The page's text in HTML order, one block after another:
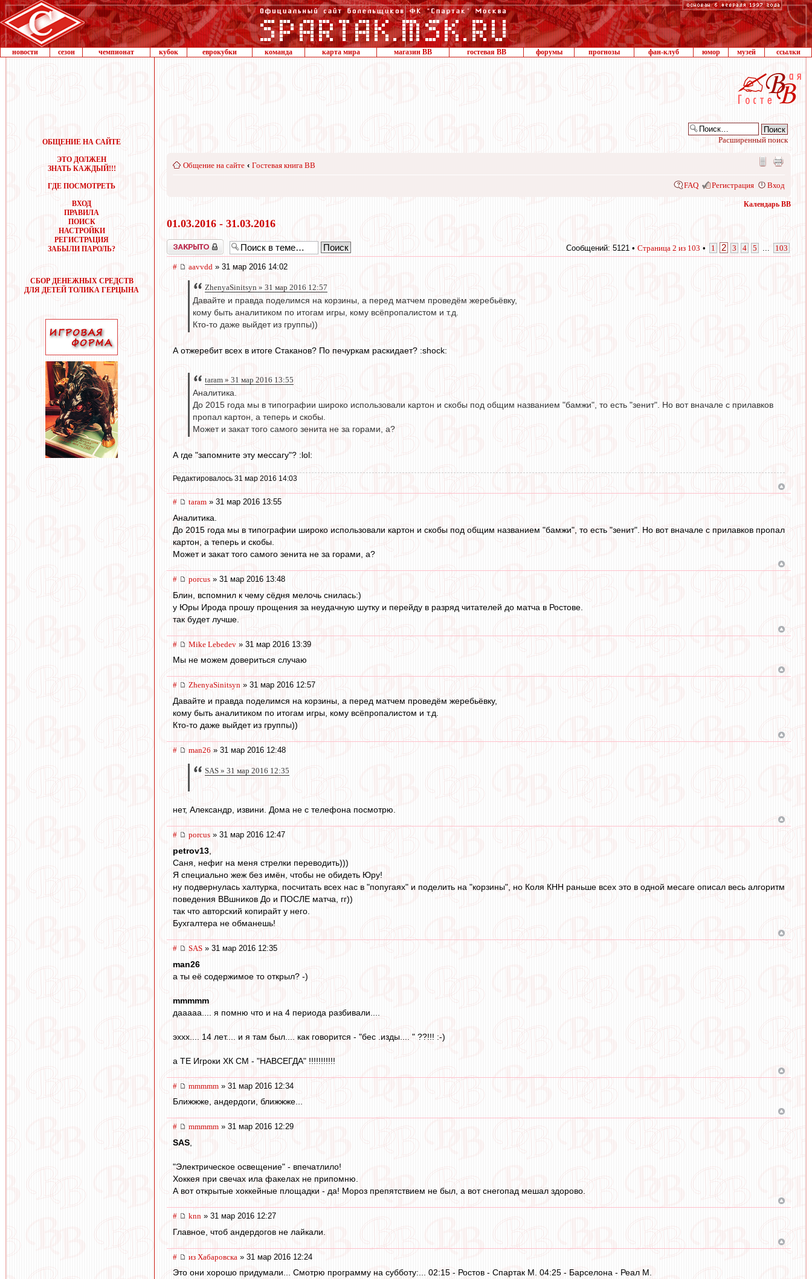
новости сезон чемпионат кубок еврокубки команда карта мира магазин ВВ гостевая ВВ форумы прогнозы фан-клуб юмор музей ссылки
ОБЩЕНИЕ НА САЙТЕ
ЭТО ДОЛЖЕН
ЗНАТЬ КАЖДЫЙ!!!
ГДЕ ПОСМОТРЕТЬ
ВХОД
ПРАВИЛА
ПОИСК
НАСТРОЙКИ
РЕГИСТРАЦИЯ
ЗАБЫЛИ ПАРОЛЬ?
СБОР ДЕНЕЖНЫХ СРЕДСТВ
ДЛЯ ДЕТЕЙ ТОЛИКА ГЕРЦЫНА
Расширенный поиск
Общение на сайте ‹ Гостевая книга ВВ
FAQ Регистрация Вход
Календарь ВВ
01.03.2016 - 31.03.2016
Закрыто Сообщений: 5121 • Страница 2 из 103 • 1 2 3 4 5 103
# aavvdd » 31 мар 2016 14:02
ZhenyaSinitsyn » 31 мар 2016 12:57
Давайте и правда поделимся на корзины, а перед матчем проведём жеребьёвку,
кому быть аналитиком по итогам игры, кому всёпропалистом и т.д.
Кто-то даже выйдет из группы))
А отжеребит всех в итоге Стаканов? По печуркам раскидает? :shock:
taram » 31 мар 2016 13:55
Аналитика.
До 2015 года мы в типографии широко использовали картон и скобы под общим названием "бамжи", то есть "зенит". Но вот вначале с прилавков
пропал картон, а теперь и скобы.
Может и закат того самого зенита не за горами, а?
А где "запомните эту мессагу"? :lol:
Редактировалось 31 мар 2016 14:03
# taram » 31 мар 2016 13:55
Аналитика.
До 2015 года мы в типографии широко использовали картон и скобы под общим названием "бамжи", то есть "зенит". Но вот вначале с прилавков пропал
картон, а теперь и скобы.
Может и закат того самого зенита не за горами, а?
# porcus » 31 мар 2016 13:48
Блин, вспомнил к чему сёдня мелочь снилась:)
у Юры Ирода прошу прощения за неудачную шутку и перейду в разряд читателей до матча в Ростове.
так будет лучше.
# Mike Lebedev » 31 мар 2016 13:39
Мы не можем довериться случаю
# ZhenyaSinitsyn » 31 мар 2016 12:57
Давайте и правда поделимся на корзины, а перед матчем проведём жеребьёвку,
кому быть аналитиком по итогам игры, кому всёпропалистом и т.д.
Кто-то даже выйдет из группы))
# man26 » 31 мар 2016 12:48
SAS » 31 мар 2016 12:35
нет, Александр, извини. Дома не с телефона посмотрю.
# porcus » 31 мар 2016 12:47
petrov13
Саня, нефиг на меня стрелки переводить)))
Я специально жеж без имён, чтобы не обидеть Юру!
ну подвернулась халтурка, посчитать всех нас в "попугаях" и поделить на "корзины", но Коля КНН раньше всех это в одной месаге описал весь алгоритм
поведения ВВшников До и ПОСЛЕ матча, гг))
так что авторский копирайт у него.
Бухгалтера не обманешь!
# SAS » 31 мар 2016 12:35
man26
а ты её содержимое то открыл? -)
mmmmm
дааааа.... я помню что и на 4 периода разбивали....
эххх.... 14 лет.... и я там был.... как говорится - "бес .изды.... " ??!!! :-)
а ТЕ Игроки ХК СМ - "НАВСЕГДА" !!!!!!!!!!!
# mmmmm » 31 мар 2016 12:34
Ближжже, андердоги, ближжже...
# mmmmm » 31 мар 2016 12:29
SAS
"Электрическое освещение" - впечатлило!
Хоккея при свечах ила факелах не припомню.
А вот открытые хоккейные площадки - да! Мороз препятствием не был, а вот снегопад мешал здорово.
# knn » 31 мар 2016 12:27
Главное, чтоб андердогов не лайкали.
# из Хабаровска » 31 мар 2016 12:24
Это они хорошо придумали... Смотрю программу на субботу:... 02:15 - Ростов - Спартак М. 04:25 - Барселона - Реал М.